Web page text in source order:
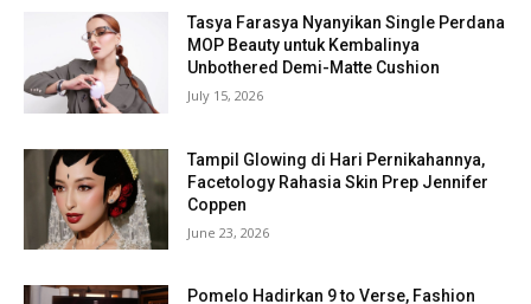
Tasya Farasya Nyanyikan Single Perdana
MOP Beauty untuk Kembalinya
Unbothered Demi-Matte Cushion
July 15, 2026
Tampil Glowing di Hari Pernikahannya,
Facetology Rahasia Skin Prep Jennifer
Coppen
June 23, 2026
Pomelo Hadirkan 9 to Verse, Fashion